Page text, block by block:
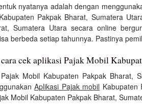
nyatanya adalah dengan
Pakpak Bharat, Sumatera
Sumatera Utara secara online
berbeda setiap tahunnya. Pastinya
cek aplikasi Pajak Mobil
Mobil Kabupaten Pakpak Bharat,
Aplikasi Pajak mobil Kabupaten
Mobil Kabupaten Pakpak Bharat,